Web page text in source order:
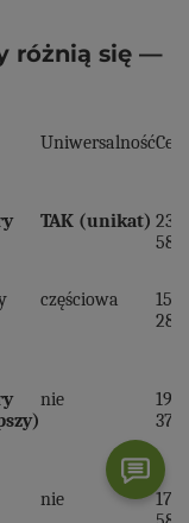
różnią się —
Uniwersalność
TAK (unikat)
589
częściowa
289
nie
379
nie